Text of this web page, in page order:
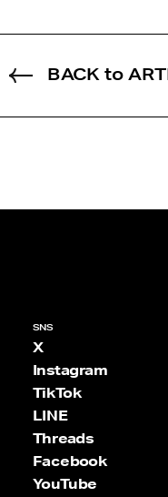
BACK to
SNS
X
Instagram
TikTok
LINE
Threads
Facebook
YouTube